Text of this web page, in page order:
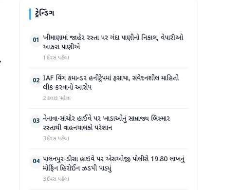
ટ્રેન્ડિંગ
01 ખીમાણામાં જાહેર રસ્તા પર ગંદા પાણીનો નિકાલ, વેપારીઓ
આકરા પાણીએ
1 દિવસ પહેલા
02 IAF વિંગ કમાન્ડર હનીટ્રેપમાં ફસાયા, સંવેદનશીલ માહિતી
લીક કરવાનો આરોપ
2 કલાક પહેલા
03 નેનાવા-સાંચોર હાઈવે પર ખાડાઓનું સામ્રાજ્ય બિસ્માર
રસ્તાથી વાહનચાલકો પરેશાન
3 દિવસ પહેલા
04 પાલનપુર-ડીસા હાઇવે પર એસઓજી પોલીસે 19.80 લાખનું
મોર્ફિન હિરોઈન ઝડપી પાડ્યું
3 દિવસ પહેલા